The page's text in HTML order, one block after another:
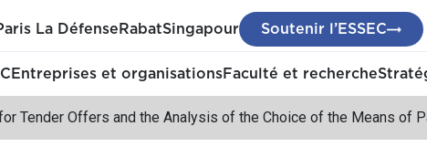
La Défense RabatSingapour Soutenir l’ESSEC
Entreprises et organisationsFaculté et recherche
Tender Offers and the Analysis of the Choice of the Means of